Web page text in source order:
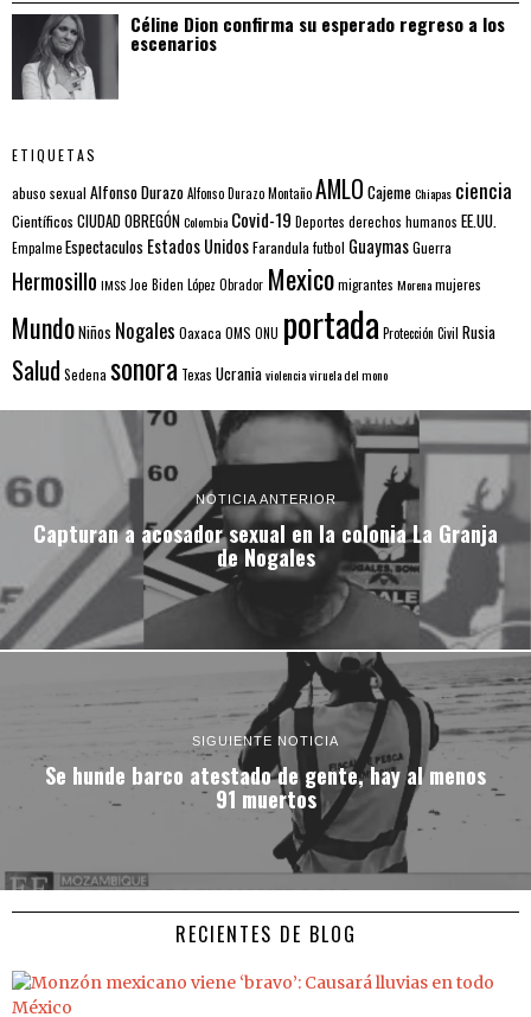
Céline Dion confirma su esperado regreso a los
escenarios
ETIQUETAS
abuso sexual Alfonso DurazoAlfonso Durazo MontañoAMLO CajemeChiapas ciencia
Científicos CIUDAD OBREGÓNColombia Covid-19 Deportes derechos humanos EE.UU.
EmpalmeEspectaculos Estados UnidosFarandulafutbol GuaymasGuerra
Hermosillo IMSS Joe Biden López Obrador Mexicomigrantes Morenamujeres
MundoNiños Nogales Oaxaca OMS ONU portada Protección Civil Rusia
Salud Sedena sonora Texas Ucraniaviolenciaviruela del mono
NOTICIA ANTERIOR
Capturan a acosador sexual en la colonia La Granja
de Nogales
SIGUIENTE NOTICIA
Se hunde barco atestado de gente, hay al menos
91 muertos
RECIENTES DE BLOG